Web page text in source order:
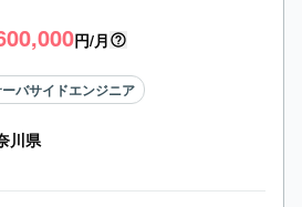
円/月
バサイドエンジニア
川県